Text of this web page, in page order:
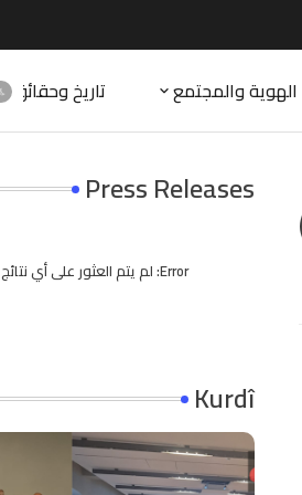
الهوية والمجتمع تاريخ وحقائق
Press Releases
Error: لم يتم العثور على أي نتائج
Kurdî